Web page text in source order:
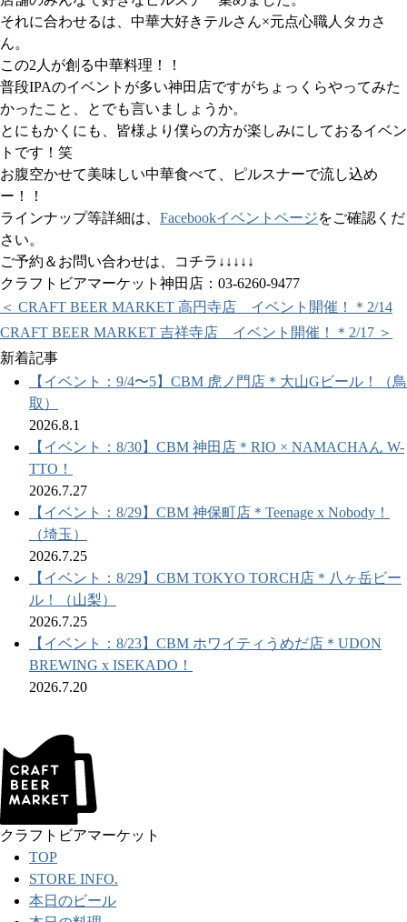
それに合わせるは、中華大好きテルさん×元点心職人タカさ
ん。
この2人が創る中華料理！！
普段IPAのイベントが多い神田店ですがちょっくらやってみた
かったこと、とでも言いましょうか。
とにもかくにも、皆様より僕らの方が楽しみにしておるイベン
トです！笑
お腹空かせて美味しい中華食べて、ピルスナーで流し込め
ー！！
ラインナップ等詳細は、 Facebookイベントページをご確認くだ
さい。
ご予約＆お問い合わせは、コチラ↓↓↓↓↓
クラフトビアマーケット神田店：03-6260-9477
＜ CRAFT BEER MARKET 高円寺店 イベント開催！＊2/14
CRAFT BEER MARKET 吉祥寺店 イベント開催！＊2/17 ＞
新着記事
【イベント：9/4〜5】CBM 虎ノ門店＊大山Gビール！（鳥
取）
2026.8.1
【イベント：8/30】CBM 神田店＊RIO × NAMACHAん W-
TTO！
2026.7.27
【イベント：8/29】CBM 神保町店＊Teenage x Nobody！
（埼玉）
2026.7.25
【イベント：8/29】CBM TOKYO TORCH店＊八ヶ岳ビー
ル！（山梨）
2026.7.25
【イベント：8/23】CBM ホワイティうめだ店＊UDON
BREWING x ISEKADO！
2026.7.20
クラフトビアマーケット
TOP
STORE INFO.
本日のビール